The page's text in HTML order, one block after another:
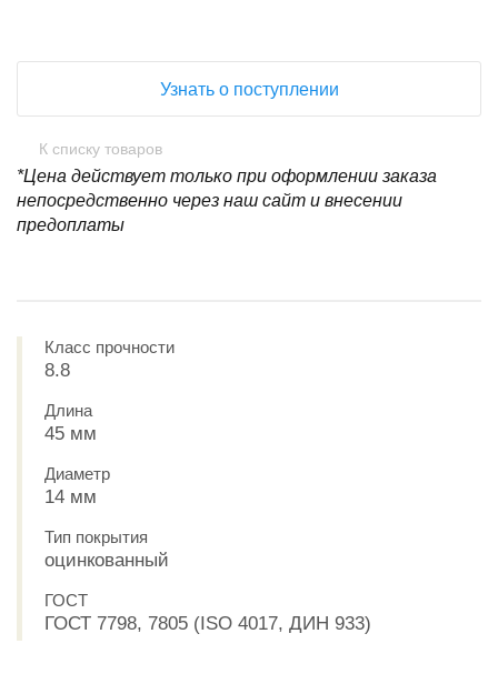
Узнать о поступлении
К списку товаров
*Цена действует только при оформлении заказа
непосредственно через наш сайт и внесении
предоплаты
Класс прочности
8.8
Длина
45 мм
Диаметр
14 мм
Тип покрытия
оцинкованный
ГОСТ
ГОСТ 7798, 7805 (ISO 4017, ДИН 933)